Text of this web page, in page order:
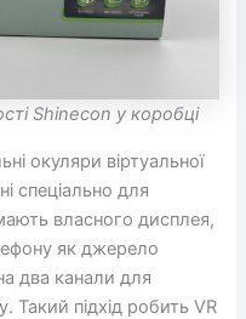
Shinecon у коробці
окуляри віртуальної
спеціально для
власного дисплея,
як джерело
два канали для
Такий підхід робить VR